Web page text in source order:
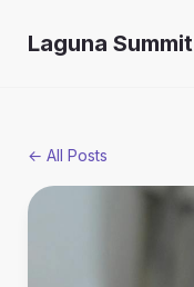
Laguna
← All Posts